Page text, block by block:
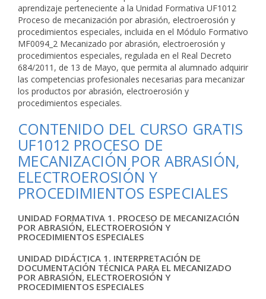
aprendizaje perteneciente a la Unidad Formativa UF1012
Proceso de mecanización por abrasión, electroerosión y
procedimientos especiales, incluida en el Módulo Formativo
MF0094_2 Mecanizado por abrasión, electroerosión y
procedimientos especiales, regulada en el Real Decreto
684/2011, de 13 de Mayo, que permita al alumnado adquirir
las competencias profesionales necesarias para mecanizar
los productos por abrasión, electroerosión y
procedimientos especiales.
CONTENIDO DEL CURSO GRATIS
UF1012 PROCESO DE
MECANIZACIÓN POR ABRASIÓN,
ELECTROEROSIÓN Y
PROCEDIMIENTOS ESPECIALES
UNIDAD FORMATIVA 1. PROCESO DE MECANIZACIÓN
POR ABRASIÓN, ELECTROEROSIÓN Y
PROCEDIMIENTOS ESPECIALES
UNIDAD DIDÁCTICA 1. INTERPRETACIÓN DE
DOCUMENTACIÓN TÉCNICA PARA EL MECANIZADO
POR ABRASIÓN, ELECTROEROSIÓN Y
PROCEDIMIENTOS ESPECIALES